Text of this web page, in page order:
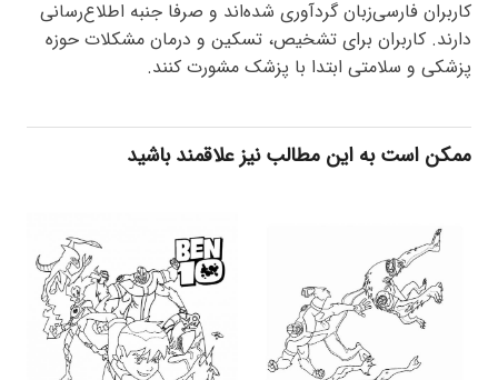
کاربران فارسی‌زبان گردآوری شده‌اند و صرفا جنبه اطلاع‌رسانی
دارند. کاربران برای تشخیص، تسکین و درمان مشکلات حوزه
پزشکی و سلامتی ابتدا با پزشک مشورت کنند.
ممکن است به این مطالب نیز علاقمند باشید